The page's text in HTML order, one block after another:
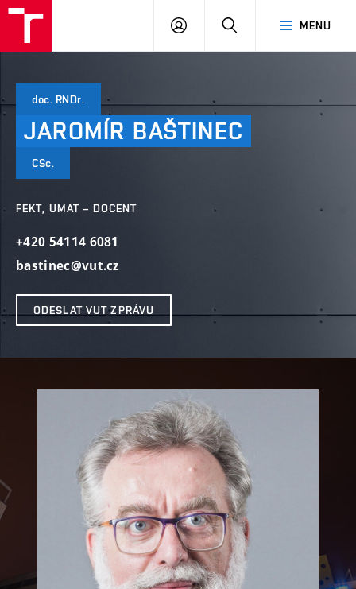
MENU
PŘIHLÁSIT
doc. RNDr.
JAROMÍR BAŠTINEC
CSc.
FEKT, UMAT – DOCENT
+420 54114 6081
bastinec@vut.cz
ODESLAT VUT ZPRÁVU